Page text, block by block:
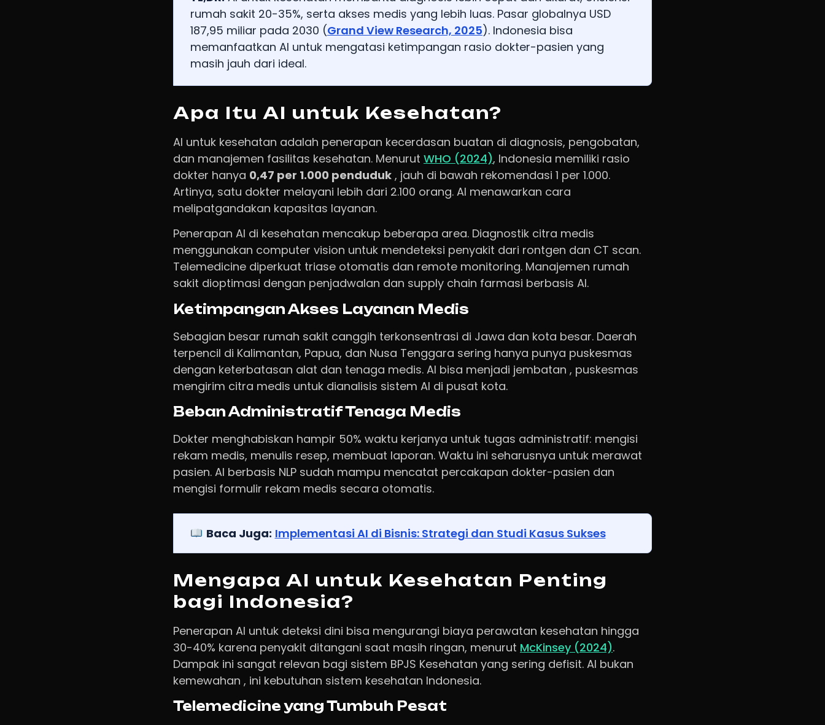
rumah sakit 20-35%, serta akses medis yang lebih luas. Pasar globalnya USD
187,95 miliar pada 2030 (Grand View Research, 2025). Indonesia bisa
memanfaatkan AI untuk mengatasi ketimpangan rasio dokter-pasien yang
masih jauh dari ideal.
Apa Itu AI untuk Kesehatan?
AI untuk kesehatan adalah penerapan kecerdasan buatan di diagnosis, pengobatan,
dan manajemen fasilitas kesehatan. Menurut WHO (2024), Indonesia memiliki rasio
dokter hanya 0,47 per 1.000 penduduk , jauh di bawah rekomendasi 1 per 1.000.
Artinya, satu dokter melayani lebih dari 2.100 orang. AI menawarkan cara
melipatgandakan kapasitas layanan.
Penerapan AI di kesehatan mencakup beberapa area. Diagnostik citra medis
menggunakan computer vision untuk mendeteksi penyakit dari rontgen dan CT scan.
Telemedicine diperkuat triase otomatis dan remote monitoring. Manajemen rumah
sakit dioptimasi dengan penjadwalan dan supply chain farmasi berbasis AI.
Ketimpangan Akses Layanan Medis
Sebagian besar rumah sakit canggih terkonsentrasi di Jawa dan kota besar. Daerah
terpencil di Kalimantan, Papua, dan Nusa Tenggara sering hanya punya puskesmas
dengan keterbatasan alat dan tenaga medis. AI bisa menjadi jembatan , puskesmas
mengirim citra medis untuk dianalisis sistem AI di pusat kota.
Beban Administratif Tenaga Medis
Dokter menghabiskan hampir 50% waktu kerjanya untuk tugas administratif: mengisi
rekam medis, menulis resep, membuat laporan. Waktu ini seharusnya untuk merawat
pasien. AI berbasis NLP sudah mampu mencatat percakapan dokter-pasien dan
mengisi formulir rekam medis secara otomatis.
Baca Juga: Implementasi AI di Bisnis: Strategi dan Studi Kasus Sukses
Mengapa AI untuk Kesehatan Penting
bagi Indonesia?
Penerapan AI untuk deteksi dini bisa mengurangi biaya perawatan kesehatan hingga
30-40% karena penyakit ditangani saat masih ringan, menurut McKinsey (2024).
Dampak ini sangat relevan bagi sistem BPJS Kesehatan yang sering defisit. AI bukan
kemewahan , ini kebutuhan sistem kesehatan Indonesia.
Telemedicine yang Tumbuh Pesat